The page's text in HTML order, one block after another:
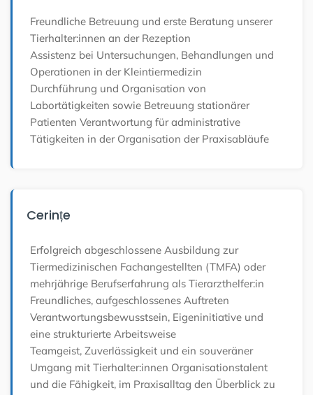
Freundliche Betreuung und erste Beratung unserer
Tierhalter:innen an der Rezeption
Assistenz bei Untersuchungen, Behandlungen und
Operationen in der Kleintiermedizin
Durchführung und Organisation von
Labortätigkeiten sowie Betreuung stationärer
Patienten Verantwortung für administrative
Tätigkeiten in der Organisation der Praxisabläufe
Cerințe
Erfolgreich abgeschlossene Ausbildung zur
Tiermedizinischen Fachangestellten (TMFA) oder
mehrjährige Berufserfahrung als Tierarzthelfer:in
Freundliches, aufgeschlossenes Auftreten
Verantwortungsbewusstsein, Eigeninitiative und
eine strukturierte Arbeitsweise
Teamgeist, Zuverlässigkeit und ein souveräner
Umgang mit Tierhalter:innen Organisationstalent
und die Fähigkeit, im Praxisalltag den Überblick zu